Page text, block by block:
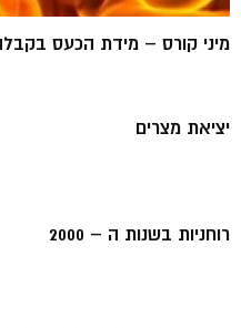
מיני קורס – מידת הכעס
יציאת מצרים
רוחניות בשנות ה – 2000